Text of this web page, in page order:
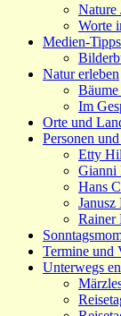
Nature
Worte
Medien-Tipps
Natur erleben
Im
Orte und
Personen
Etty
Gianni
Hans
Rainer
Termine und
Unterwegs